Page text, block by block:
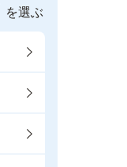
を選ぶ